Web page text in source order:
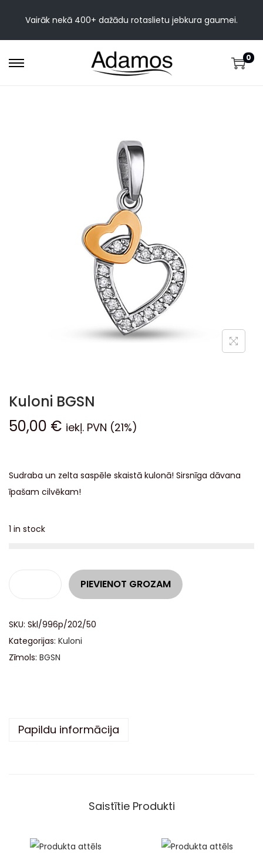
Vairāk nekā 400+ dažādu rotaslietu jebkura gaumei.
0
Kuloni BGSN
50,00 € iekļ. PVN (21%)
Sudraba un zelta saspēle skaistā kulonā! Sirsnīga dāvana
īpašam cilvēkam!
1 in stock
PIEVIENOT GROZAM
SKU: Skl/996p/202/50
Kategorijas: Kuloni
Zīmols: BGSN
Papildu informācija
Saistītie Produkti